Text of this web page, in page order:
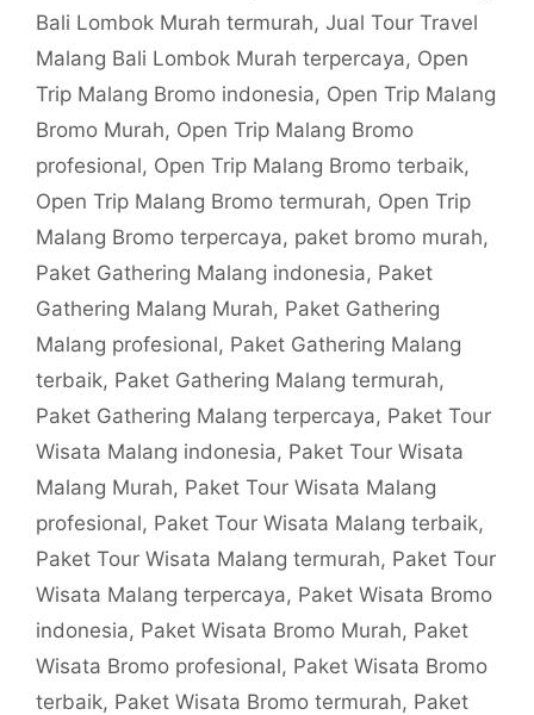
Bali Lombok Murah termurah, Jual Tour Travel
Malang Bali Lombok Murah terpercaya, Open
Trip Malang Bromo indonesia, Open Trip Malang
Bromo Murah, Open Trip Malang Bromo
profesional, Open Trip Malang Bromo terbaik,
Open Trip Malang Bromo termurah, Open Trip
Malang Bromo terpercaya, paket bromo murah,
Paket Gathering Malang indonesia, Paket
Gathering Malang Murah, Paket Gathering
Malang profesional, Paket Gathering Malang
terbaik, Paket Gathering Malang termurah,
Paket Gathering Malang terpercaya, Paket Tour
Wisata Malang indonesia, Paket Tour Wisata
Malang Murah, Paket Tour Wisata Malang
profesional, Paket Tour Wisata Malang terbaik,
Paket Tour Wisata Malang termurah, Paket Tour
Wisata Malang terpercaya, Paket Wisata Bromo
indonesia, Paket Wisata Bromo Murah, Paket
Wisata Bromo profesional, Paket Wisata Bromo
terbaik, Paket Wisata Bromo termurah, Paket